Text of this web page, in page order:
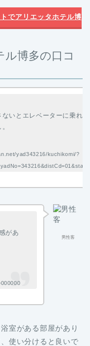
でアリエッタホテル博
博多の口コ
ないとエレベーターに乗れ
yad343216/kuchikomi/?
男性客
があ
室がある部屋があり
使い分けると良いで